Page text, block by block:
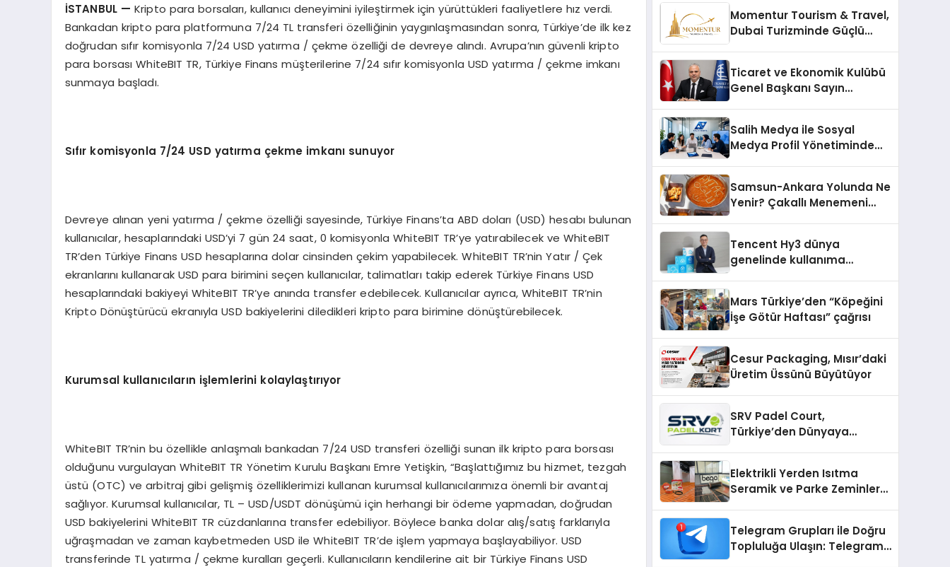
İSTANBUL — Kripto para borsaları, kullanıcı deneyimini iyileştirmek için yürüttükleri faaliyetlere hız verdi.
Bankadan kripto para platformuna 7/24 TL transferi özelliğinin yaygınlaşmasından sonra, Türkiye’de ilk kez
doğrudan sıfır komisyonla 7/24 USD yatırma / çekme özelliği de devreye alındı. Avrupa’nın güvenli kripto
para borsası WhiteBIT TR, Türkiye Finans müşterilerine 7/24 sıfır komisyonla USD yatırma / çekme imkanı
sunmaya başladı.
Sıfır komisyonla 7/24 USD yatırma çekme imkanı sunuyor
Devreye alınan yeni yatırma / çekme özelliği sayesinde, Türkiye Finans’ta ABD doları (USD) hesabı bulunan
kullanıcılar, hesaplarındaki USD’yi 7 gün 24 saat, 0 komisyonla WhiteBIT TR’ye yatırabilecek ve WhiteBIT
TR’den Türkiye Finans USD hesaplarına dolar cinsinden çekim yapabilecek. WhiteBIT TR’nin Yatır / Çek
ekranlarını kullanarak USD para birimini seçen kullanıcılar, talimatları takip ederek Türkiye Finans USD
hesaplarındaki bakiyeyi WhiteBIT TR’ye anında transfer edebilecek. Kullanıcılar ayrıca, WhiteBIT TR’nin
Kripto Dönüştürücü ekranıyla USD bakiyelerini diledikleri kripto para birimine dönüştürebilecek.
Kurumsal kullanıcıların işlemlerini kolaylaştırıyor
WhiteBIT TR’nin bu özellikle anlaşmalı bankadan 7/24 USD transferi özelliği sunan ilk kripto para borsası
olduğunu vurgulayan WhiteBIT TR Yönetim Kurulu Başkanı Emre Yetişkin, “Başlattığımız bu hizmet, tezgah
üstü (OTC) ve arbitraj gibi gelişmiş özelliklerimizi kullanan kurumsal kullanıcılarımıza önemli bir avantaj
sağlıyor. Kurumsal kullanıcılar, TL – USD/USDT dönüşümü için herhangi bir ödeme yapmadan, doğrudan
USD bakiyelerini WhiteBIT TR cüzdanlarına transfer edebiliyor. Böylece banka dolar alış/satış farklarıyla
uğraşmadan ve zaman kaybetmeden USD ile WhiteBIT TR’de işlem yapmaya başlayabiliyor. USD
transferinde TL yatırma / çekme kuralları geçerli. Kullanıcıların kendilerine ait bir Türkiye Finans USD
Momentur Tourism & Travel,
Dubai Turizminde Güçlü
Ticaret ve Ekonomik Kulübü
Genel Başkanı Sayın
şunları kaydetti:
Salih Medya ile Sosyal
Medya Profil Yönetiminde
Samsun-Ankara Yolunda Ne
Yenir? Çakallı Menemeni
Tencent Hy3 dünya
genelinde kullanıma
Mars Türkiye’den “Köpeğini
İşe Götür Haftası” çağrısı
Cesur Packaging, Mısır’daki
Üretim Üssünü Büyütüyor
SRV Padel Court,
Türkiye’den Dünyaya
Elektrikli Yerden Isıtma
Seramik ve Parke Zeminler
Telegram Grupları ile Doğru
Topluluğa Ulaşın: Telegram